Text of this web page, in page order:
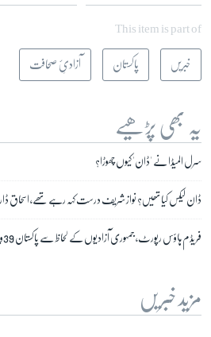
This item is part of
خبریں پاکستان آزادیِٔ صحافت
یہ بھی پڑھیے
سرل المیڈا نے 'ڈان' کیوں چھوڑا؟
ڈان لیکس کیا تھیں؟ نواز شریف درست کہہ رہے تھے، اسحاق ڈار
فریڈم ہاؤس رپورٹ، جمہوری آزادیوں کے لحاظ سے پاکستان 39ویں نمبر پر
مزید خبریں